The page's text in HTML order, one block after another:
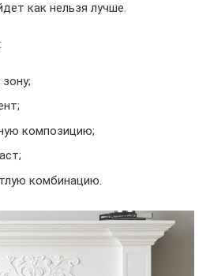
как нельзя лучше.
композицию;
комбинацию.